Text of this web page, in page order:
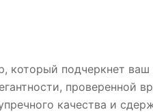
который подчеркнет
проверенной
качества и